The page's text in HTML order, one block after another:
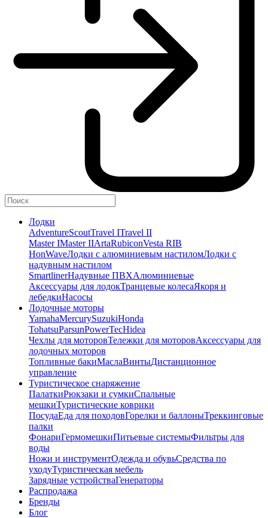
Лодки
AdventureScoutTravel ITravel II
Master IMaster IIArtaRubiconVesta RIB
HonWaveЛодки с алюминиевым настиломЛодки с
надувным настилом
SmartlinerНадувные ПВХАлюминиевые
Аксессуары для лодокТранцевые колесаЯкоря и
лебедкиНасосы
Лодочные моторы
YamahaMercurySuzukiHonda
TohatsuParsunPowerTecHidea
Чехлы для моторовТележки для моторовАксессуары для
лодочных моторов
Топливные бакиМаслаВинтыДистанционное
управление
Туристическое снаряжение
ПалаткиРюкзаки и сумкиСпальные
мешкиТуристические коврики
ПосудаЕда для походовГорелки и баллоныТреккинговые
палки
ФонариГермомешкиПитьевые системыФильтры для
воды
Ножи и инструментОдежда и обувьСредства по
уходуТуристическая мебель
Зарядные устройстваГенераторы
Распродажа
Бренды
Блог